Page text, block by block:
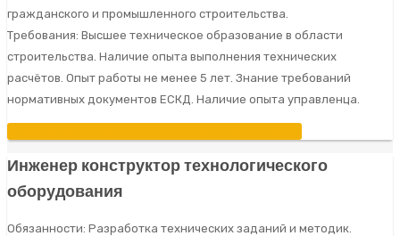
гражданского и промышленного строительства.
Требования: Высшее техническое образование в области
строительства. Наличие опыта выполнения технических
расчётов. Опыт работы не менее 5 лет. Знание требований
нормативных документов ЕСКД. Наличие опыта управленца.
Инженер конструктор технологического
оборудования
Обязанности: Разработка технических заданий и методик.